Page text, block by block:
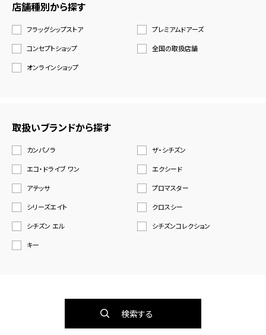
店舗種別から探す
フラッグシップストア
プレミアムドアーズ
コンセプトショップ
全国の取扱店舗
オンラインショップ
取扱いブランドから探す
カンパノラ
ザ・シチズン
エコ・ドライブ ワン
エクシード
アテッサ
プロマスター
シリーズエイト
クロスシー
シチズン エル
シチズンコレクション
キー
検索する